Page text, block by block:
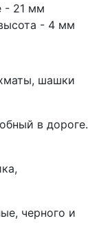
- 21 мм
- 4 мм
шашки
в дороге.
черного и